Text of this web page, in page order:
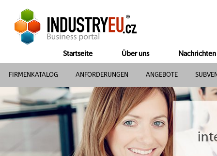
Startseite Über uns Nachrichten
FIRMENKATALOG ANFORDERUNGEN ANGEBOTE